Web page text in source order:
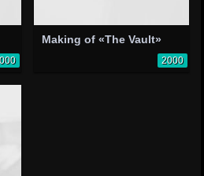
Making of «The Vault»
2000